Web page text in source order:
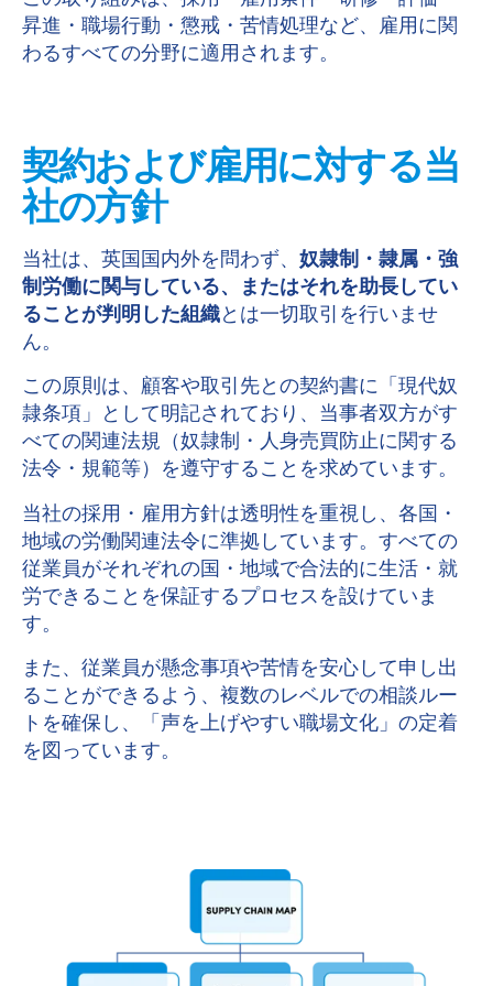
昇進・職場行動・懲戒・苦情処理など、雇用に関
わるすべての分野に適用されます。
契約および雇用に対する当
社の方針
当社は、英国国内外を問わず、 奴隷制・隷属・強
制労働に関与している、またはそれを助長してい
ることが判明した組織とは一切取引を行いませ
ん。
この原則は、顧客や取引先との契約書に「現代奴
隷条項」として明記されており、当事者双方がす
べての関連法規（奴隷制・人身売買防止に関する
法令・規範等）を遵守することを求めています。
当社の採用・雇用方針は透明性を重視し、各国・
地域の労働関連法令に準拠しています。すべての
従業員がそれぞれの国・地域で合法的に生活・就
労できることを保証するプロセスを設けていま
す。
また、従業員が懸念事項や苦情を安心して申し出
ることができるよう、複数のレベルでの相談ルー
トを確保し、「声を上げやすい職場文化」の定着
を図っています。